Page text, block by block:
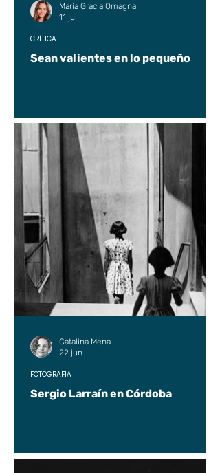
Sean valientes en lo pequeño
CRÍTICA
María Gracia Omagna
11 jul
Sergio Larraín en Córdoba
FOTOGRAFÍA
Catalina Mena
22 jun